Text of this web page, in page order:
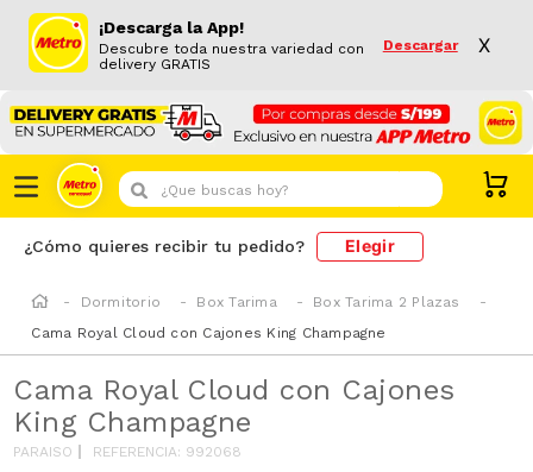
¡Descarga la App!
Descubre toda nuestra variedad con
delivery GRATIS
Descargar X
¿Que buscas hoy?
¿Cómo quieres recibir tu pedido? Elegir
Dormitorio Box Tarima
Box Tarima 2 Plazas
Cama Royal Cloud con Cajones King Champagne
Cama Royal Cloud con Cajones
King Champagne
PARAISO REFERENCIA: 992068